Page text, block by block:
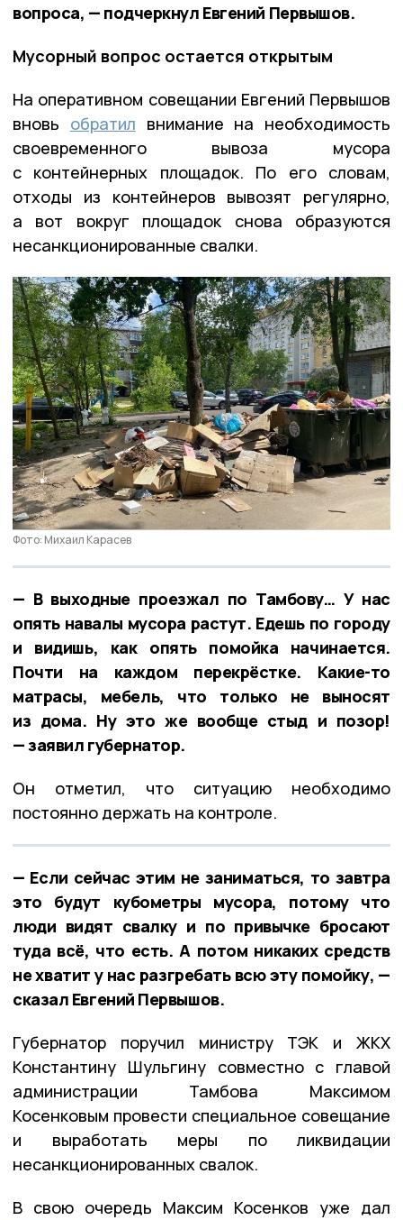
вопроса, — подчеркнул Евгений Первышов.
Мусорный вопрос остается открытым
На оперативном совещании Евгений Первышов
вновь обратил внимание на необходимость
своевременного вывоза мусора
с контейнерных площадок. По его словам,
отходы из контейнеров вывозят регулярно,
а вот вокруг площадок снова образуются
несанкционированные свалки.
Фото: Михаил Карасев
— В выходные проезжал по Тамбову… У нас
опять навалы мусора растут. Едешь по городу
и видишь, как опять помойка начинается.
Почти на каждом перекрёстке. Какие-то
матрасы, мебель, что только не выносят
из дома. Ну это же вообще стыд и позор!
— заявил губернатор.
Он отметил, что ситуацию необходимо
постоянно держать на контроле.
— Если сейчас этим не заниматься, то завтра
это будут кубометры мусора, потому что
люди видят свалку и по привычке бросают
туда всё, что есть. А потом никаких средств
не хватит у нас разгребать всю эту помойку, —
сказал Евгений Первышов.
Губернатор поручил министру ТЭК и ЖКХ
Константину Шульгину совместно с главой
администрации Тамбова Максимом
Косенковым провести специальное совещание
и выработать меры по ликвидации
несанкционированных свалок.
В свою очередь Максим Косенков уже дал